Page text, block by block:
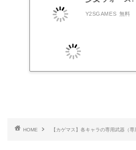
Y2SGAMES 無料
HOME 【カゲマス】各キャラの専用武器（